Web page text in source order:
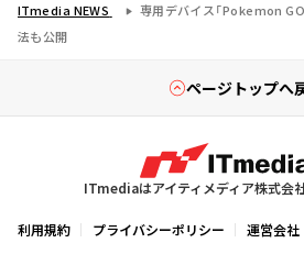
ITmedia NEWS
専用デバイス「Pokemon
法も公開
ページトップへ
ITmediaはアイティメディア株式会
利用規約 プライバシーポリシー 運営会社